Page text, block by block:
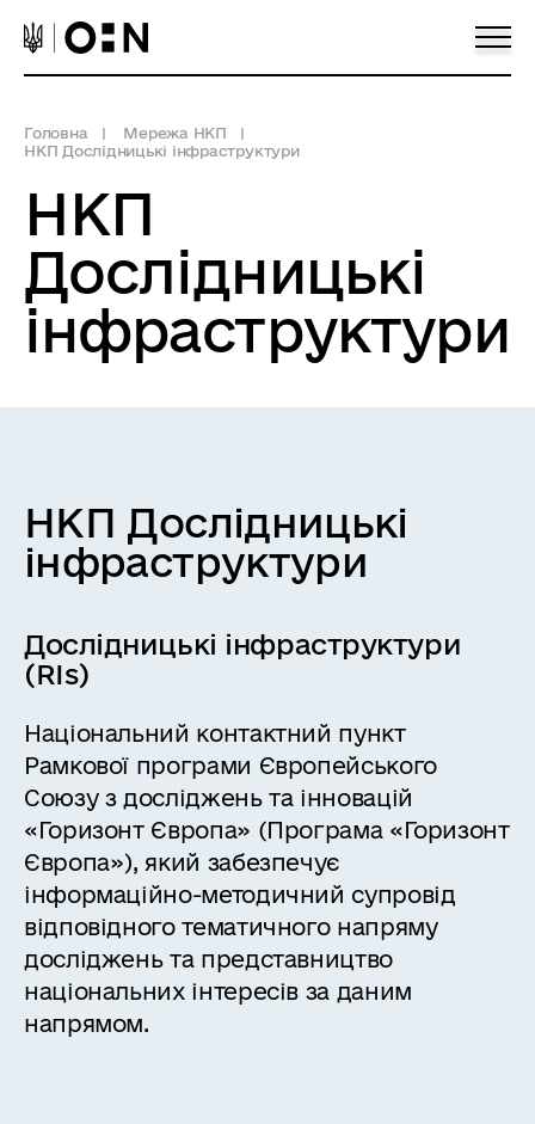
Головна
Мережа НКП
НКП Дослідницькі інфраструктури
НКП
Дослідницькі
інфраструктури
НКП Дослідницькі
інфраструктури
Дослідницькі інфраструктури
(RIs)
Національний контактний пункт
Рамкової програми Європейського
Союзу з досліджень та інновацій
«Горизонт Європа» (Програма «Горизонт
Європа»), який забезпечує
інформаційно-методичний супровід
відповідного тематичного напряму
досліджень та представництво
національних інтересів за даним
напрямом.